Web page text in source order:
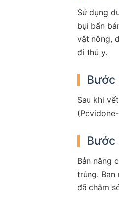
Sử dụng
bụi bẩn
vật nông,
đi thú y.
Bước
Sau khi
Bước
Bản năng
trùng. Bạn
đã chăm